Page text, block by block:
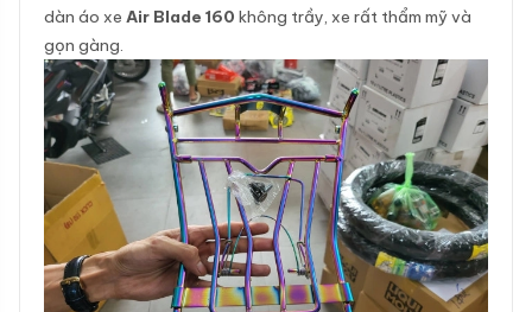
dàn áo xe Air Blade 160 không trầy, xe rất thẩm mỹ và
gọn gàng.